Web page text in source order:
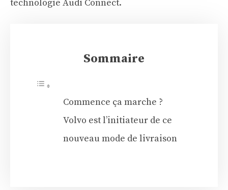
technologie Audi Connect.
Sommaire
Commence ça marche ?
Volvo est l’initiateur de ce
nouveau mode de livraison